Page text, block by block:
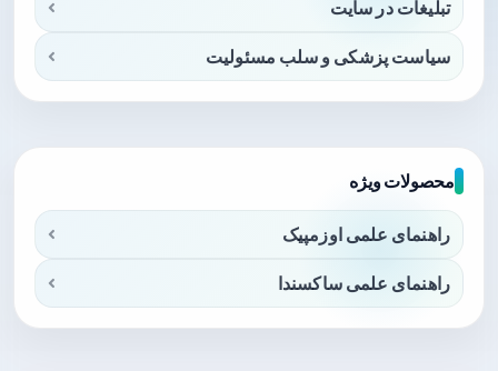
تبلیغات در سایت
سیاست پزشکی و سلب مسئولیت
محصولات ویژه
راهنمای علمی اوزمپیک
راهنمای علمی ساکسندا